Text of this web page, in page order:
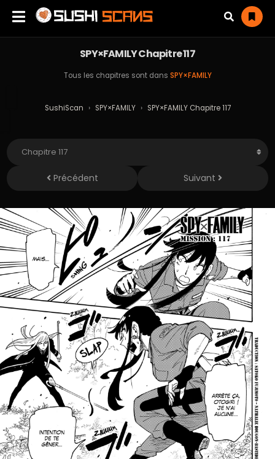
SPY×FAMILY Chapitre 117
Tous les chapitres sont dans SPY×FAMILY
SushiScan › SPY×FAMILY › SPY×FAMILY Chapitre 117
Précédent Suivant